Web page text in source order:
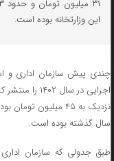
این وزارتخانه بوده است.
چندی پیش سازمان اداری و
اجرایی در
سال گذشته بوده است.
طبق جدولی که سازمان اداری